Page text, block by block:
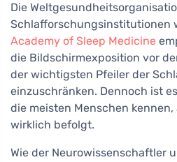
Die
Schlafforschungsinstitutionen
Academy of Sleep Medicine
die Bildschirmexposition vor
der wichtigsten Pfeiler der
einzuschränken. Dennoch ist
die meisten Menschen
wirklich befolgt.
Wie der Neurowissenschaftler